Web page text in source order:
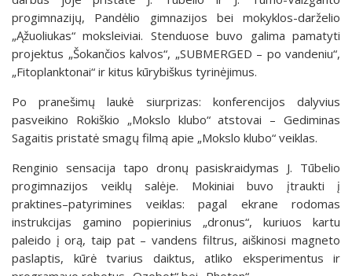
progimnazijų, Pandėlio gimnazijos bei mokyklos-darželio
„Ąžuoliukas“ moksleiviai. Stenduose buvo galima pamatyti
projektus „Šokančios kalvos“, „SUBMERGED – po vandeniu“,
„Fitoplanktonai“ ir kitus kūrybiškus tyrinėjimus.
Po pranešimų laukė siurprizas: konferencijos dalyvius
pasveikino Rokiškio „Mokslo klubo“ atstovai – Gediminas
Sagaitis pristatė smagų filmą apie „Mokslo klubo“ veiklas.
Renginio sensacija tapo dronų pasiskraidymas J. Tūbelio
progimnazijos veiklų salėje. Mokiniai buvo įtraukti į
praktines–patyrimines veiklas: pagal ekrane rodomas
instrukcijas gamino popierinius „dronus“, kuriuos kartu
paleido į orą, taip pat – vandens filtrus, aiškinosi magneto
paslaptis, kūrė tvarius daiktus, atliko eksperimentus ir